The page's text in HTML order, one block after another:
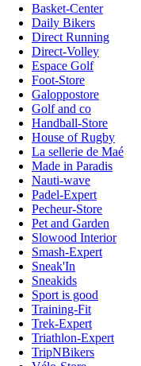
Basket-Center
Daily Bikers
Direct Running
Direct-Volley
Espace Golf
Foot-Store
Galoppostore
Golf and co
Handball-Store
House of Rugby
La sellerie de Maé
Made in Paradis
Nauti-wave
Padel-Expert
Pecheur-Store
Pet and Garden
Slowood Interior
Smash-Expert
Sneak'In
Sneakids
Sport is good
Training-Fit
Trek-Expert
Triathlon-Expert
TripNBikers